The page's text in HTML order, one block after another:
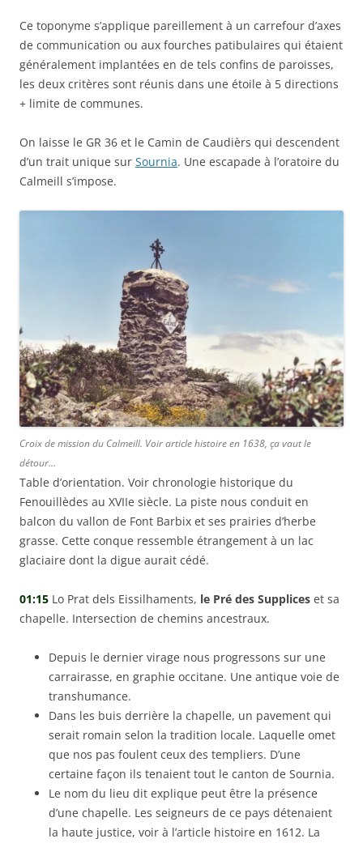
Ce toponyme s’applique pareillement à un carrefour d’axes
de communication ou aux fourches patibulaires qui étaient
généralement implantées en de tels confins de paroisses,
les deux critères sont réunis dans une étoile à 5 directions
+ limite de communes.
On laisse le GR 36 et le Camin de Caudièrs qui descendent
d’un trait unique sur Sournia. Une escapade à l’oratoire du
Calmeill s’impose.
Croix de mission du Calmeill. Voir article histoire en 1638, ça vaut le
détour…
Table d’orientation. Voir chronologie historique du
Fenouillèdes au XVIIe siècle. La piste nous conduit en
balcon du vallon de Font Barbix et ses prairies d’herbe
grasse. Cette conque ressemble étrangement à un lac
glaciaire dont la digue aurait cédé.
01:15 Lo Prat dels Eissilhaments, le Pré des Supplices et sa
chapelle. Intersection de chemins ancestraux.
Depuis le dernier virage nous progressons sur une
carrairasse, en graphie occitane. Une antique voie de
transhumance.
Dans les buis derrière la chapelle, un pavement qui
serait romain selon la tradition locale. Laquelle omet
que nos pas foulent ceux des templiers. D’une
certaine façon ils tenaient tout le canton de Sournia.
Le nom du lieu dit explique peut être la présence
d’une chapelle. Les seigneurs de ce pays détenaient
la haute justice, voir à l’article histoire en 1612. La